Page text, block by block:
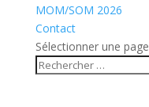
MOM/SOM 2026
Contact
Sélectionner une page